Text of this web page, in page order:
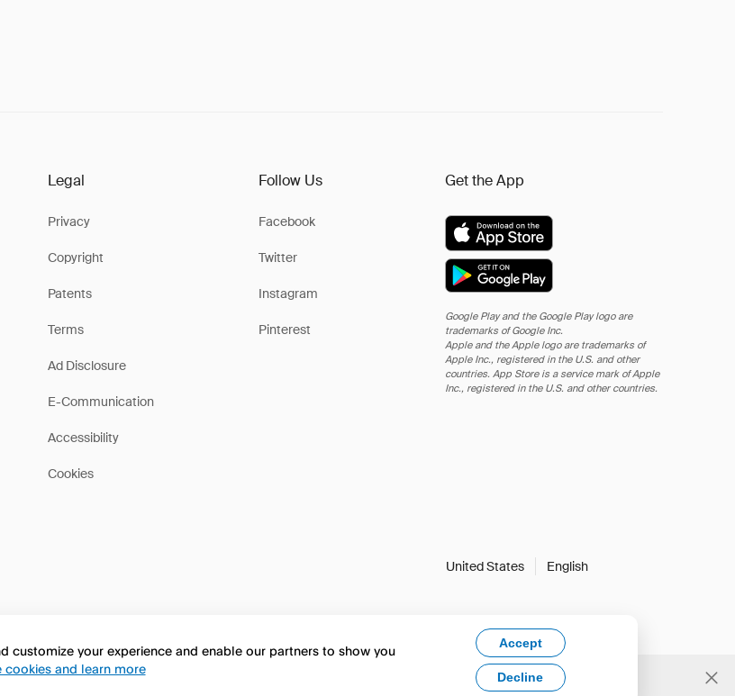
Legal
Privacy
Copyright
Patents
Terms
Ad Disclosure
E-Communication
Accessibility
Cookies
Follow Us
Facebook
Twitter
Instagram
Pinterest
Get the App
Google Play and the Google Play logo are
trademarks of Google Inc.
Apple and the Apple logo are trademarks of
Apple Inc., registered in the U.S. and other
countries. App Store is a service mark of Apple
Inc., registered in the U.S. and other countries.
United States English
customize your experience and enable our partners to show you
cookies and learn more
Accept
Decline